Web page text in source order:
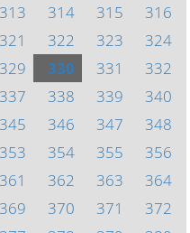
313 314 315
316
321 322 323
324
329 330 331
332
337 338 339
340
345 346 347
348
353 354 355
356
361 362 363
364
369 370 371
372